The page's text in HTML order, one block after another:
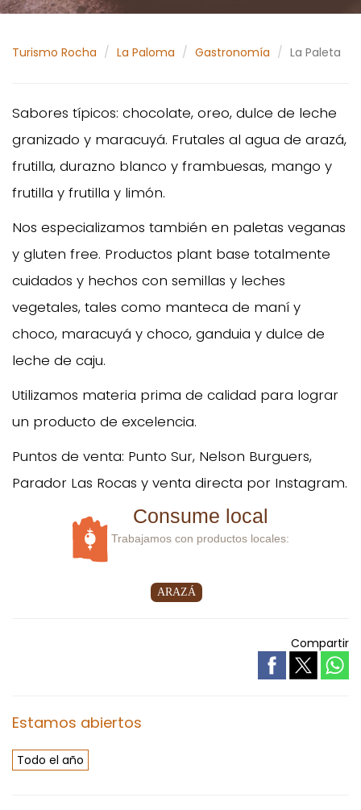
Turismo Rocha La Paloma Gastronomía La Paleta
Sabores típicos: chocolate, oreo, dulce de leche
granizado y maracuyá. Frutales al agua de arazá,
frutilla, durazno blanco y frambuesas, mango y
frutilla y frutilla y limón.
Nos especializamos también en paletas veganas
y gluten free. Productos plant base totalmente
cuidados y hechos con semillas y leches
vegetales, tales como manteca de maní y
choco, maracuyá y choco, ganduia y dulce de
leche de caju.
Utilizamos materia prima de calidad para lograr
un producto de excelencia.
Puntos de venta: Punto Sur, Nelson Burguers,
Parador Las Rocas y venta directa por Instagram.
Consume local
Trabajamos con productos locales:
ARAZÁ
Compartir
Estamos abiertos
Todo el año